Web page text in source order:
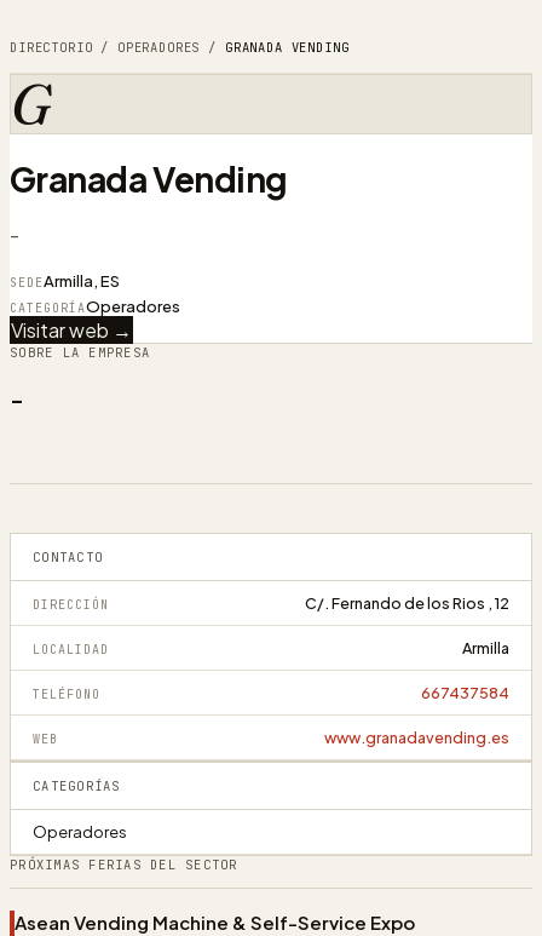
DIRECTORIO / OPERADORES / GRANADA VENDING
G
Granada Vending
-
SEDEArmilla, ES
CATEGORÍAOperadores
Visitar web →
SOBRE LA EMPRESA
-
CONTACTO
DIRECCIÓN C/. Fernando de los Rios , 12
LOCALIDAD Armilla
TELÉFONO 667437584
WEB www.granadavending.es
CATEGORÍAS
Operadores
PRÓXIMAS FERIAS DEL SECTOR
Asean Vending Machine & Self-Service Expo